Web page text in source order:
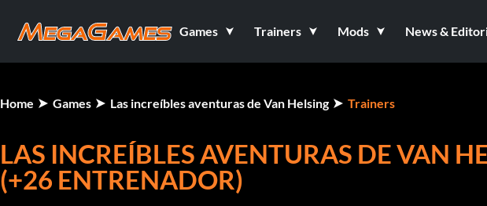
Games Trainers Mods News &
Home Games Las increíbles aventuras de Van Helsing Trainers
LAS INCREÍBLES AVENTURAS DE VAN
(+26 ENTRENADOR)